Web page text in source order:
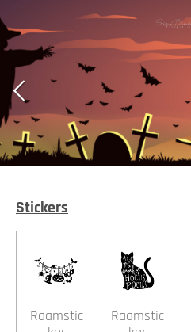
direct
naar
de
hoofdinhoud
Stickers
Raamstic
Raamstic